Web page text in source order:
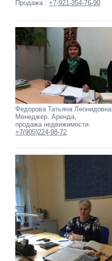
Продажа : +7-921-354-76-90
Федорова Татьяна Леонидовна
Менеджер. Аренда,
продажа недвижимости.
+7(905)224-98-72